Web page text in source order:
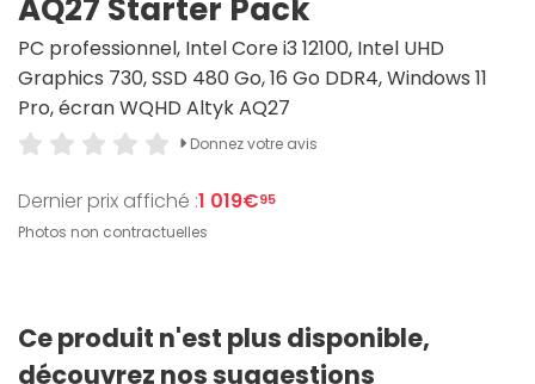
AQ27 Starter Pack
PC professionnel, Intel Core i3 12100, Intel UHD
Graphics 730, SSD 480 Go, 16 Go DDR4, Windows 11
Pro, écran WQHD Altyk AQ27
Donnez votre avis
Dernier prix affiché :1 019€95
Photos non contractuelles
Ce produit n'est plus disponible,
découvrez nos suggestions